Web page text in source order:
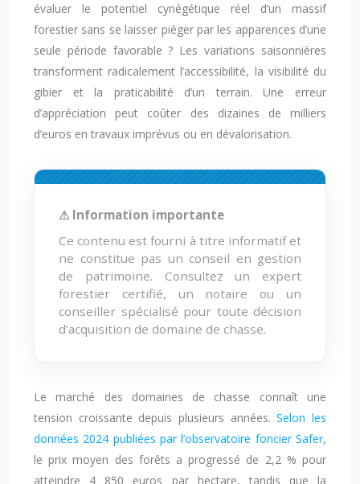
évaluer le potentiel cynégétique réel d’un massif
forestier sans se laisser piéger par les apparences d’une
seule période favorable ? Les variations saisonnières
transforment radicalement l’accessibilité, la visibilité du
gibier et la praticabilité d’un terrain. Une erreur
d’appréciation peut coûter des dizaines de milliers
d’euros en travaux imprévus ou en dévalorisation.
⚠ Information importante
Ce contenu est fourni à titre informatif et
ne constitue pas un conseil en gestion
de patrimoine. Consultez un expert
forestier certifié, un notaire ou un
conseiller spécialisé pour toute décision
d’acquisition de domaine de chasse.
Le marché des domaines de chasse connaît une
tension croissante depuis plusieurs années.Selon les
données 2024 publiées par l’observatoire foncier Safer,
le prix moyen des forêts a progressé de 2,2 % pour
atteindre 4 850 euros par hectare, tandis que la